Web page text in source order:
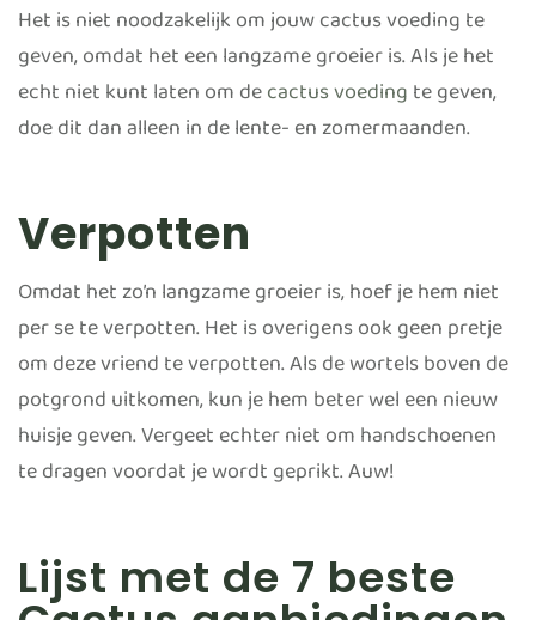
Het is niet noodzakelijk om jouw cactus voeding te
geven, omdat het een langzame groeier is. Als je het
echt niet kunt laten om decactus voedingte geven,
doe dit dan alleen in de lente- en zomermaanden.
Verpotten
Omdat het zo’n langzame groeier is, hoef je hem niet
per se te verpotten. Het is overigens ook geen pretje
om deze vriend te verpotten. Als de wortels boven de
potgrond uitkomen, kun je hem beter wel een nieuw
huisje geven. Vergeet echter niet om handschoenen
te dragen voordat je wordt geprikt. Auw!
Lijst met de 7 beste